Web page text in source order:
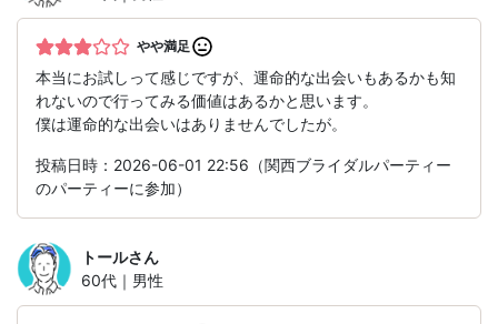
やや満足
本当にお試しって感じですが、運命的な出会いもあるかも知
れないので行ってみる価値はあるかと思います。
僕は運命的な出会いはありませんでしたが。
投稿日時：2026-06-01 22:56（関西ブライダルパーティー
のパーティーに参加）
トールさん
60代｜男性